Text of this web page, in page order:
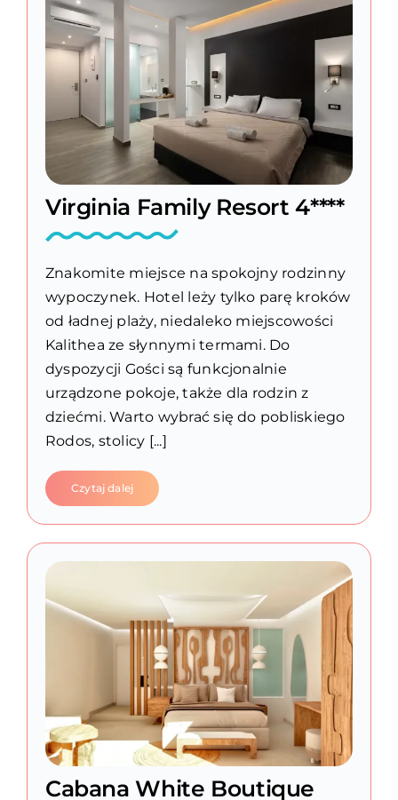
Virginia Family Resort 4****
Znakomite miejsce na spokojny rodzinny
wypoczynek. Hotel leży tylko parę kroków
od ładnej plaży, niedaleko miejscowości
Kalithea ze słynnymi termami. Do
dyspozycji Gości są funkcjonalnie
urządzone pokoje, także dla rodzin z
dziećmi. Warto wybrać się do pobliskiego
Rodos, stolicy [...]
Czytaj dalej
Cabana White Boutique